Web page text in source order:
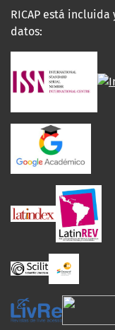
RICAP está
datos: